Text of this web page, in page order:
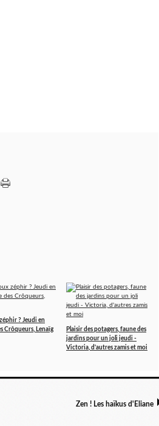
? Jeudi en
Crôqueurs, Lenaïg
Plaisir des potagers, faune des
jardins pour un joli jeudi -
Victoria, d'autres zamis et moi
Zen ! Les haïkus d'Eliane